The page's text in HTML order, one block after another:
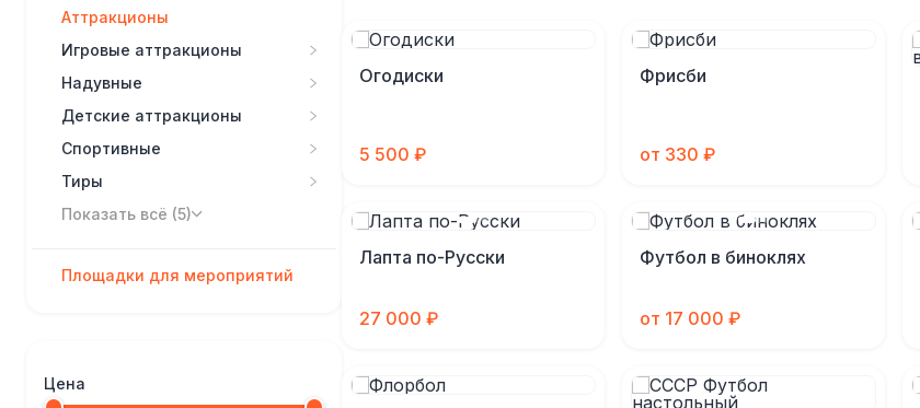
Аттракционы
Игровые аттракционы
Надувные
Детские аттракционы
Спортивные
Тиры
Показать всё (5)
Площадки для мероприятий
Цена
Огодиски
5 500 ₽
Фрисби
от 330 ₽
Лапта по-Русски
27 000 ₽
Футбол в биноклях
от 17 000 ₽